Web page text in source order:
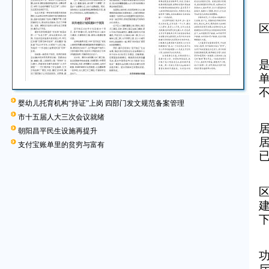
婴幼儿托育机构“持证”上岗 四部门发文规范备案管理
市十五届人大三次会议就绪
朝阳昌平民生设施再提升
支付宝账单里的贫穷与富有